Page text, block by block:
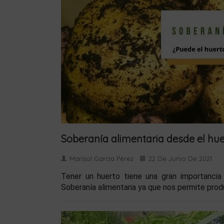
Soberanía alimentaria desde el
Marisol García Pérez 22 De Junio De 2021
Tener un huerto tiene una gran
Soberanía alimentaria ya que nos permite